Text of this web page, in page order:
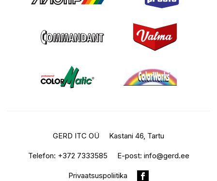
GERD ITC OÜ Kastani 46, Tartu
Telefon: +372 7333585 E-post: info@gerd.ee
Privaatsuspoliitika